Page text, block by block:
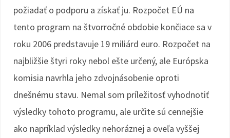
požiadať o podporu a získať ju. Rozpočet EÚ na
tento program na štvorročné obdobie končiace sa v
roku 2006 predstavuje 19 miliárd euro. Rozpočet na
najbližšie štyri roky nebol ešte určený, ale Európska
komisia navrhla jeho zdvojnásobenie oproti
dnešnému stavu. Nemal som príležitosť vyhodnotiť
výsledky tohoto programu, ale určite sú cennejšie
ako napríklad výsledky nehoráznej a oveľa vyššej